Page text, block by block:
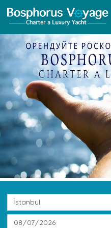
Previous